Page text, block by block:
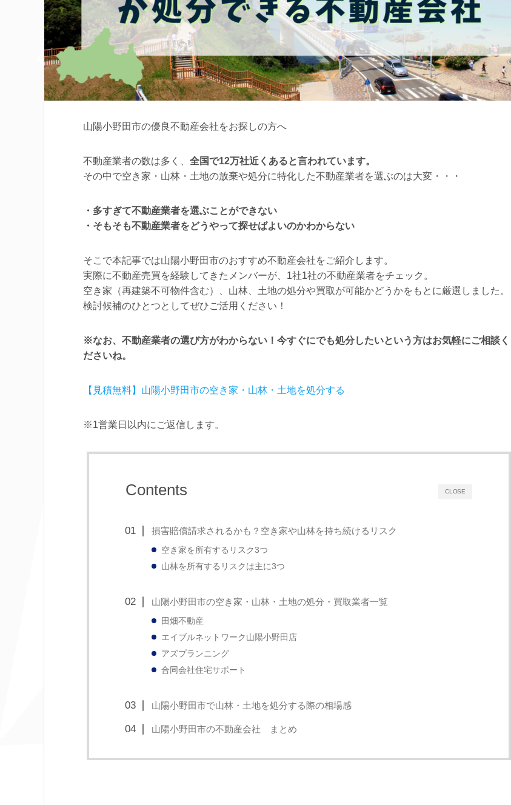
山陽小野田市の優良不動産会社をお探しの方へ
不動産業者の数は多く、 全国で12万社近くあると言われています。
その中で空き家・山林・土地の放棄や処分に特化した不動産業者を選ぶのは大変・・・
・多すぎて不動産業者を選ぶことができない
・そもそも不動産業者をどうやって探せばよいのかわからない
そこで本記事では山陽小野田市のおすすめ不動産会社をご紹介します。
実際に不動産売買を経験してきたメンバーが、1社1社の不動産業者をチェック。
空き家（再建築不可物件含む）、山林、土地の処分や買取が可能かどうかをもとに厳選しました。
検討候補のひとつとしてぜひご活用ください！
※なお、不動産業者の選び方がわからない！今すぐにでも処分したいという方はお気軽にご相談く
ださいね。
【見積無料】山陽小野田市の空き家・山林・土地を処分する
※1営業日以内にご返信します。
CLOSE
Contents
損害賠償請求されるかも？空き家や山林を持ち続けるリスク
空き家を所有するリスク3つ
山林を所有するリスクは主に3つ
山陽小野田市の空き家・山林・土地の処分・買取業者一覧
田畑不動産
エイブルネットワーク山陽小野田店
アズプランニング
合同会社住宅サポート
山陽小野田市で山林・土地を処分する際の相場感
山陽小野田市の不動産会社 まとめ